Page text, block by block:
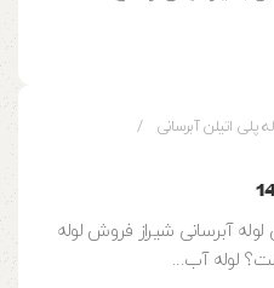
پلی اتیلن آبرسانی
آبرسانی شیراز فروش لوله
لوله آب...